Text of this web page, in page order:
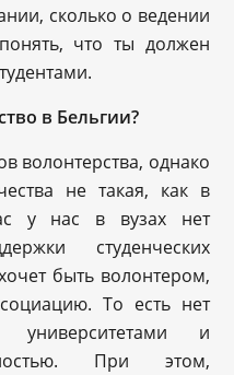
сколько о ведении
что ты должен
в Бельгии?
волонтерства, однако
не такая, как в
у нас в вузах нет
студенческих
быть волонтером,
То есть нет
и
При этом,